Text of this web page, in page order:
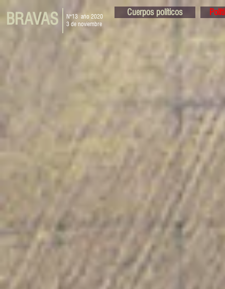
BRAVAS
N°13 año 2020
3 de noviembre
Cuerpos políticos